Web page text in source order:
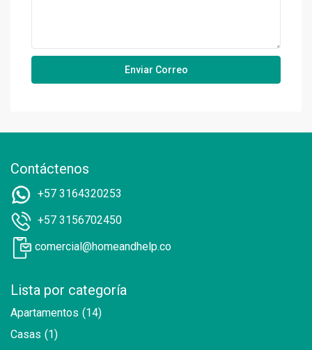
Contáctenos
+57 3164320253
+57 3156702450
comercial@homeandhelp.co
Lista por categoría
Apartamentos (14)
Casas (1)